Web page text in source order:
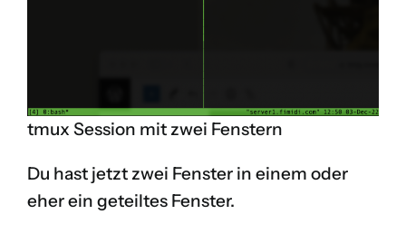
tmux Session mit zwei Fenstern
Du hast jetzt zwei Fenster in einem oder
eher ein geteiltes Fenster.